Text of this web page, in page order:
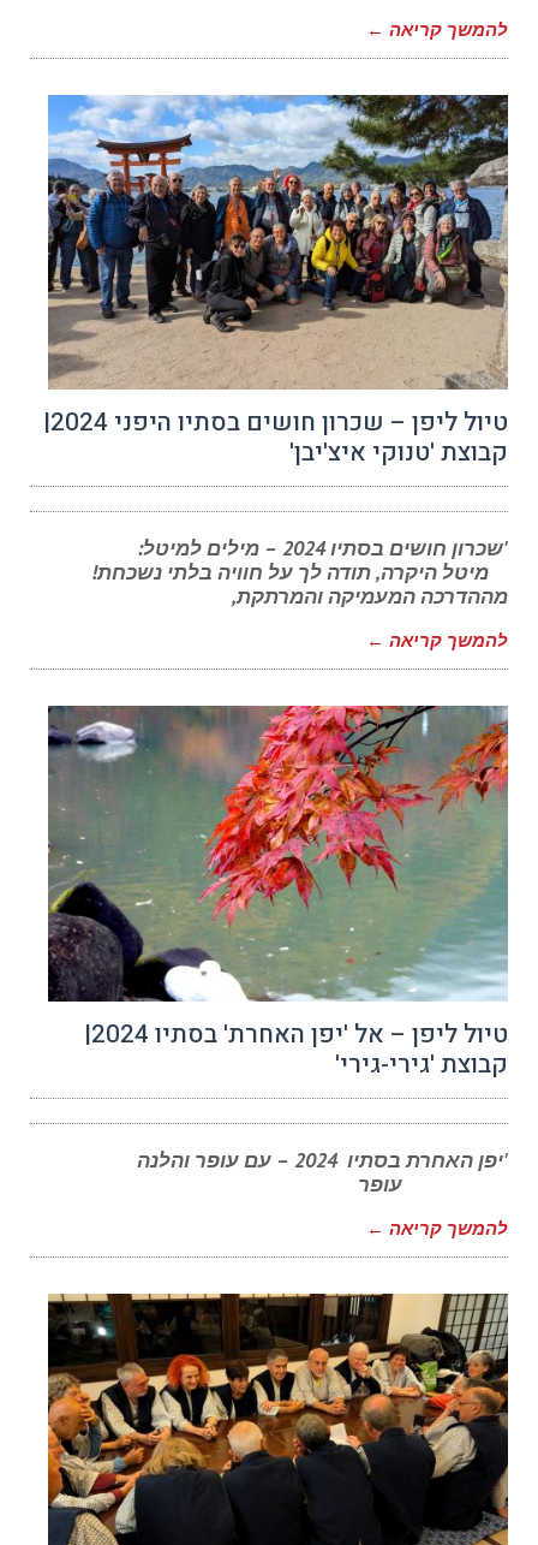
להמשך קריאה ←
טיול ליפן – שכרון חושים בסתיו היפני 2024|
קבוצת 'טנוקי איצ'יבן'
'שכרון חושים בסתיו 2024 – מילים למיטל:
מיטל היקרה, תודה לך על חוויה בלתי נשכחת!
מההדרכה המעמיקה והמרתקת,
להמשך קריאה ←
טיול ליפן – אל 'יפן האחרת' בסתיו 2024|
קבוצת 'גירי-גירי'
'יפן האחרת בסתיו 2024 – עם עופר והלנה
עופר
להמשך קריאה ←